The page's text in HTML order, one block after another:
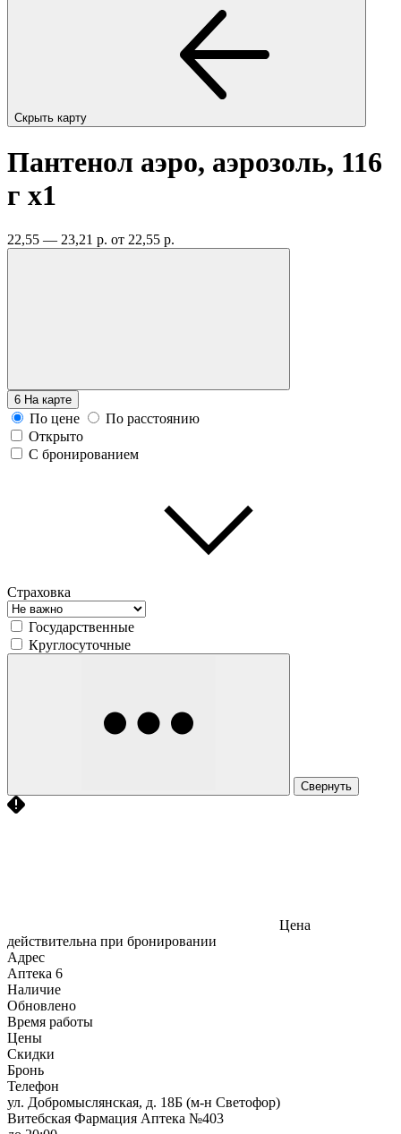
Скрыть карту
Пантенол аэро, аэрозоль, 116
г x1
22,55 — 23,21 р. от 22,55 р.
6 На карте
По цене
По расстоянию
Открыто
С бронированием
Страховка
Государственные
Круглосуточные
Свернуть
Цена
действительна при бронировании
Адрес
Аптека 6
Наличие
Обновлено
Время работы
Цены
Скидки
Бронь
Телефон
ул. Добромыслянская, д. 18Б (м-н Светофор)
Витебская Фармация Аптека №403